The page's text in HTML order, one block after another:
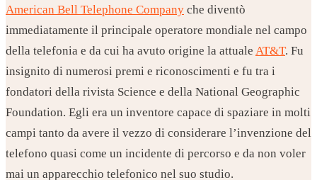
American Bell Telephone Company che diventò
immediatamente il principale operatore mondiale nel campo
della telefonia e da cui ha avuto origine la attuale AT&T. Fu
insignito di numerosi premi e riconoscimenti e fu tra i
fondatori della rivista Science e della National Geographic
Foundation. Egli era un inventore capace di spaziare in molti
campi tanto da avere il vezzo di considerare l’invenzione del
telefono quasi come un incidente di percorso e da non voler
mai un apparecchio telefonico nel suo studio.